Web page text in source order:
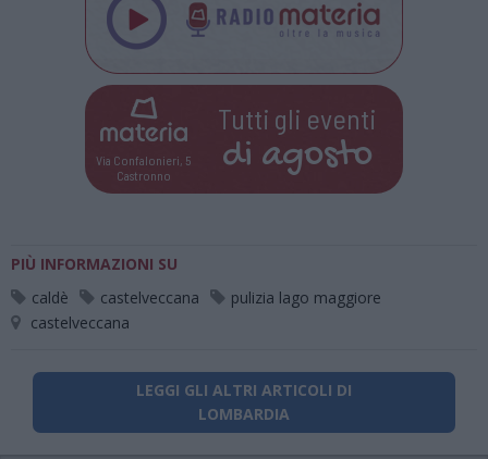
Via Confalonieri, 5
Castronno
Tutti gli eventi
di agosto
PIÙ INFORMAZIONI SU
caldè
castelveccana
pulizia lago maggiore
castelveccana
LEGGI GLI ALTRI ARTICOLI DI
LOMBARDIA